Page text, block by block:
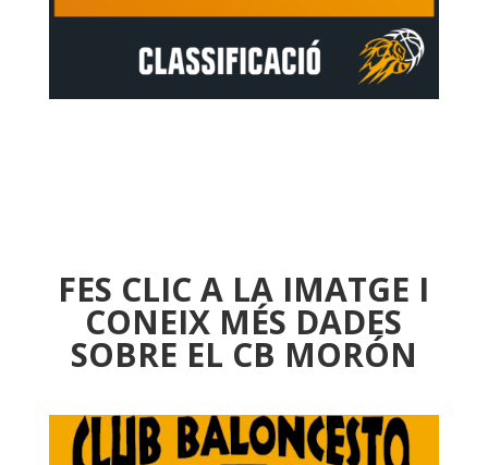
FES CLIC A LA IMATGE I
CONEIX MÉS DADES
SOBRE EL CB MORÓN